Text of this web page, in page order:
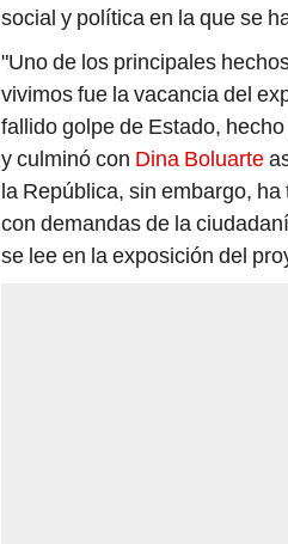
social y política en la que se
"Uno de los principales
vivimos fue la vacancia del
fallido golpe de Estado,
y culminó con Dina Boluarte
la República, sin embargo,
con demandas de la
se lee en la exposición del